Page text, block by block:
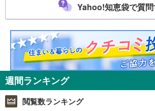
Yahoo!知恵袋で質問
週間ランキング
閲覧数ランキング